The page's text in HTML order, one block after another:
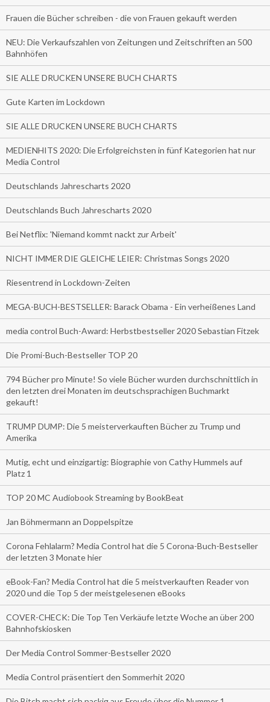
Frauen die Bücher schreiben - die von Frauen gekauft werden
NEU: Die Verkaufszahlen von Zeitungen und Zeitschriften an 500
Bahnhöfen
SIE ALLE DRUCKEN UNSERE BUCH CHARTS
Gute Karten im Lockdown
SIE ALLE DRUCKEN UNSERE BUCH CHARTS
MEDIENHITS 2020: Die Erfolgreichsten in fünf Kategorien hat nur
Media Control
Deutschlands Jahrescharts 2020
Deutschlands Buch Jahrescharts 2020
Bei Netflix: 'Niemand kommt nackt zur Arbeit'
NICHT IMMER DIE GLEICHE LEIER: Christmas Songs 2020
Riesentrend in Lockdown-Zeiten
MEGA-BUCH-BESTSELLER: Barack Obama - Ein verheißenes Land
media control Buch-Award: Herbstbestseller 2020 Sebastian Fitzek
Die Promi-Buch-Bestseller TOP 20
794 Bücher pro Minute! So viele Bücher wurden durchschnittlich in
den letzten drei Monaten im deutschsprachigen Buchmarkt
gekauft!
TRUMP DUMP: Die 5 meisterverkauften Bücher zu Trump und
Amerika
Mutig, echt und einzigartig: Biographie von Cathy Hummels auf
Platz 1
TOP 20 MC Audiobook Streaming by BookBeat
Jan Böhmermann an Doppelspitze
Corona Fehlalarm? Media Control hat die 5 Corona-Buch-Bestseller
der letzten 3 Monate hier
eBook-Fan? Media Control hat die 5 meistverkauften Reader von
2020 und die Top 5 der meistgelesenen eBooks
COVER-CHECK: Die Top Ten Verkäufe letzte Woche an über 200
Bahnhofskiosken
Der Media Control Sommer-Bestseller 2020
Media Control präsentiert den Sommerhit 2020